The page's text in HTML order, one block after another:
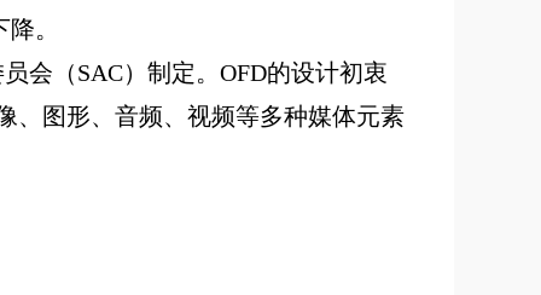
。
会（SAC）制定。OFD的设计初衷
、图形、音频、视频等多种媒体元素